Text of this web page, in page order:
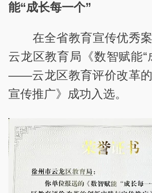
能“成长每一个”
在全省教育宣传优秀
云龙区教育局《数智赋能“
——云龙区教育评价改革
宣传推广》成功入选。